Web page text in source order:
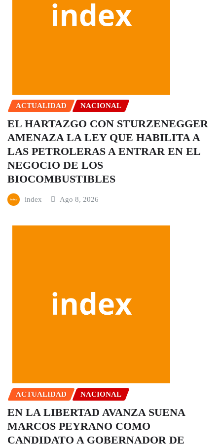
ACTUALIDAD NACIONAL
EL HARTAZGO CON STURZENEGGER
AMENAZA LA LEY QUE HABILITA A
LAS PETROLERAS A ENTRAR EN EL
NEGOCIO DE LOS
BIOCOMBUSTIBLES
index Ago 8, 2026
ACTUALIDAD NACIONAL
EN LA LIBERTAD AVANZA SUENA
MARCOS PEYRANO COMO
CANDIDATO A GOBERNADOR DE